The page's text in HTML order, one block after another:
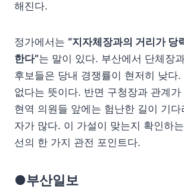
해진다.
정가에서는 “지자체장과의 거리가 당
한다”는 말이 있다. 부산에서 단체장
후보들은 당내 경쟁률이 현저히 낮다
없다는 뜻이다. 반면 구청장과 관계
현역 의원들 앞에는 험난한 길이 기다
자가 많다. 이 가설이 맞는지 확인하
선의 한 가지 관전 포인트다.
●부산일보